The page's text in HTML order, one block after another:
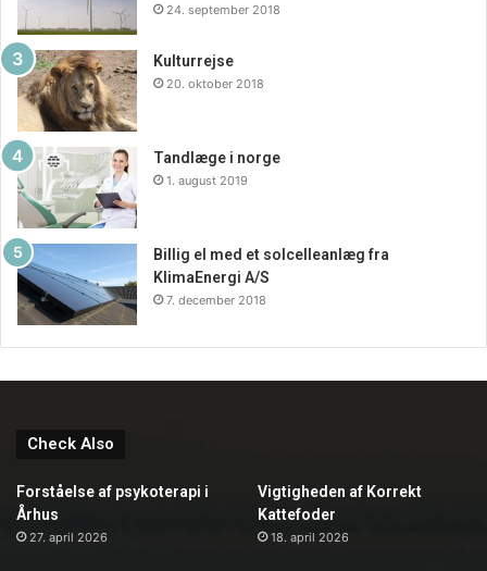
24. september 2018
Kulturrejse
20. oktober 2018
Tandlæge i norge
1. august 2019
Billig el med et solcelleanlæg fra
KlimaEnergi A/S
7. december 2018
Check Also
Forståelse af psykoterapi i
Århus
27. april 2026
Vigtigheden af Korrekt
Kattefoder
18. april 2026